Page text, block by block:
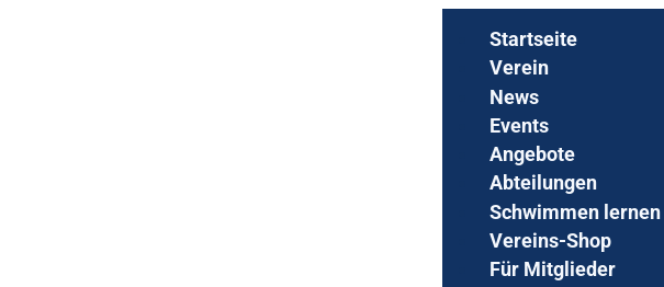
Startseite
Verein
News
Events
Angebote
Abteilungen
Schwimmen lernen
Vereins-Shop
Für Mitglieder